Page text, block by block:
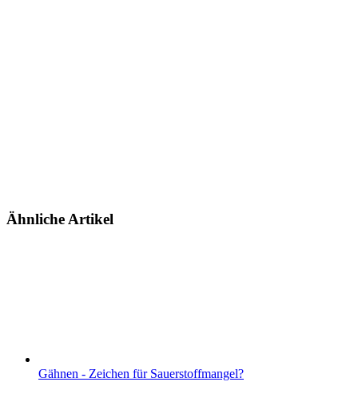
Ähnliche Artikel
Gähnen - Zeichen für Sauerstoffmangel?